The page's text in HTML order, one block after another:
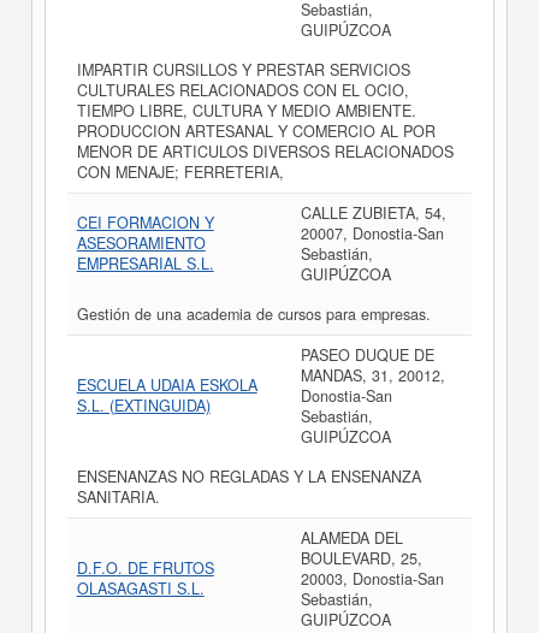
Sebastián,
GUIPÚZCOA
IMPARTIR CURSILLOS Y PRESTAR SERVICIOS
CULTURALES RELACIONADOS CON EL OCIO,
TIEMPO LIBRE, CULTURA Y MEDIO AMBIENTE.
PRODUCCION ARTESANAL Y COMERCIO AL POR
MENOR DE ARTICULOS DIVERSOS RELACIONADOS
CON MENAJE; FERRETERIA,
CEI FORMACION Y
ASESORAMIENTO
EMPRESARIAL S.L.
CALLE ZUBIETA, 54,
20007, Donostia-San
Sebastián,
GUIPÚZCOA
Gestión de una academia de cursos para empresas.
ESCUELA UDAIA ESKOLA
S.L. (EXTINGUIDA)
PASEO DUQUE DE
MANDAS, 31, 20012,
Donostia-San
Sebastián,
GUIPÚZCOA
ENSENANZAS NO REGLADAS Y LA ENSENANZA
SANITARIA.
D.F.O. DE FRUTOS
OLASAGASTI S.L.
ALAMEDA DEL
BOULEVARD, 25,
20003, Donostia-San
Sebastián,
GUIPÚZCOA